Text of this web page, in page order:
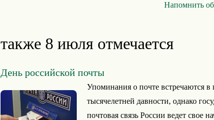
Напомнить
также 8 июля отмечается
День российской почты
Упоминания о почте встречаются
тысячелетней давности, однако
почтовая связь России ведет свое